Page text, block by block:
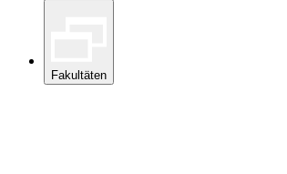
Fakultäten